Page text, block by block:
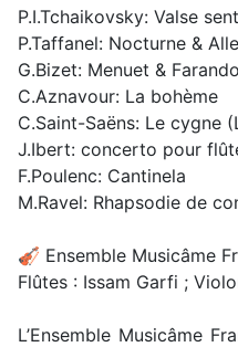
P.I.Tchaikovsky: Valse
P.Taffanel: Nocturne &
G.Bizet: Menuet &
C.Aznavour: La bohème
C.Saint-Saëns: Le cygne
J.Ibert: concerto pour
F.Poulenc: Cantinela
M.Ravel: Rhapsodie de
🎻 Ensemble Musicâme
Flûtes : Issam Garfi ;
L’Ensemble Musicâme